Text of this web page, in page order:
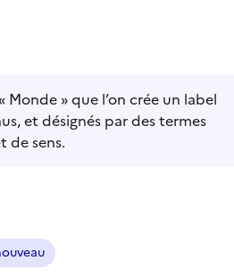
» que l’on crée un label
et désignés par des termes
de sens.